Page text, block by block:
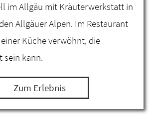
im Allgäu mit Kräuterwerkstatt in
Allgäuer Alpen. Im Restaurant
Küche verwöhnt, die
sein kann.
Zum Erlebnis